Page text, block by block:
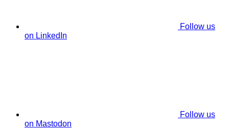
Follow us
on LinkedIn
Follow us
on Mastodon